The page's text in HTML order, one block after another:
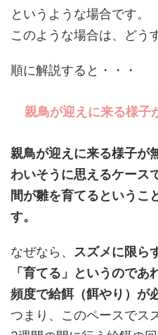
というような場合です。
このような場合は、どう
順に解説すると・・・
親鳥が迎えに来る様子
親鳥が迎えに来る様子が
わいそうに思えるケース
間が雛を育てるというこ
す。
なぜなら、 スズメに限ら
「育てる」というので
頻度で給餌（餌やり）が
つまり、このペースでス